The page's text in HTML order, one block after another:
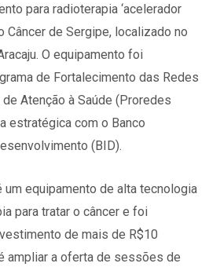
para radioterapia ‘acelerador
Câncer de Sergipe, localizado no
O equipamento foi
de Fortalecimento das Redes
Atenção à Saúde (Proredes
estratégica com o Banco
(BID).
um equipamento de alta tecnologia
para tratar o câncer e foi
de mais de R$10
ampliar a oferta de sessões de